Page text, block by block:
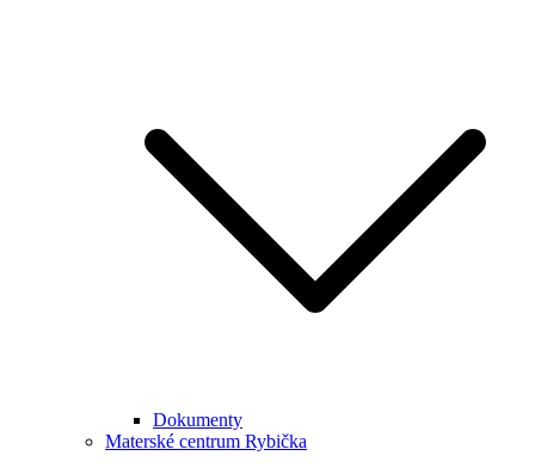
Dokumenty
Materské centrum Rybička